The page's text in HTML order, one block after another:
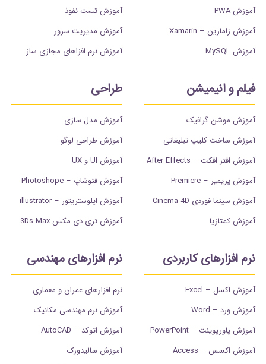
آموزش PWA
آموزش زامارین – Xamarin
آموزش MySQL
آموزش تست نفوذ
آموزش مدیریت سرور
آموزش نرم افزاهای مجازی ساز
فیلم و انیمیشن
آموزش موشن گرافیک
آموزش ساخت کلیپ تبلیغاتی
آموزش افتر افکت – After Effects
آموزش پریمیر – Premiere
آموزش سینما فوردی Cinema 4D
آموزش کمتازیا
طراحی
آموزش مدل سازی
آموزش طراحی لوگو
آموزش UI و UX
آموزش فتوشاپ – Photoshope
آموزش ایلوستریتور – illustrator
آموزش تری دی مکس 3Ds Max
نرم افزارهای کاربردی
آموزش اکسل – Excel
آموزش ورد – Word
آموزش پاورپوینت – PowerPoint
آموزش اکسس – Access
نرم افزارهای مهندسی
نرم افزارهای عمران و معماری
آموزش نرم مهندسی مکانیک
آموزش اتوکد – AutoCAD
آموزش سالیدورک